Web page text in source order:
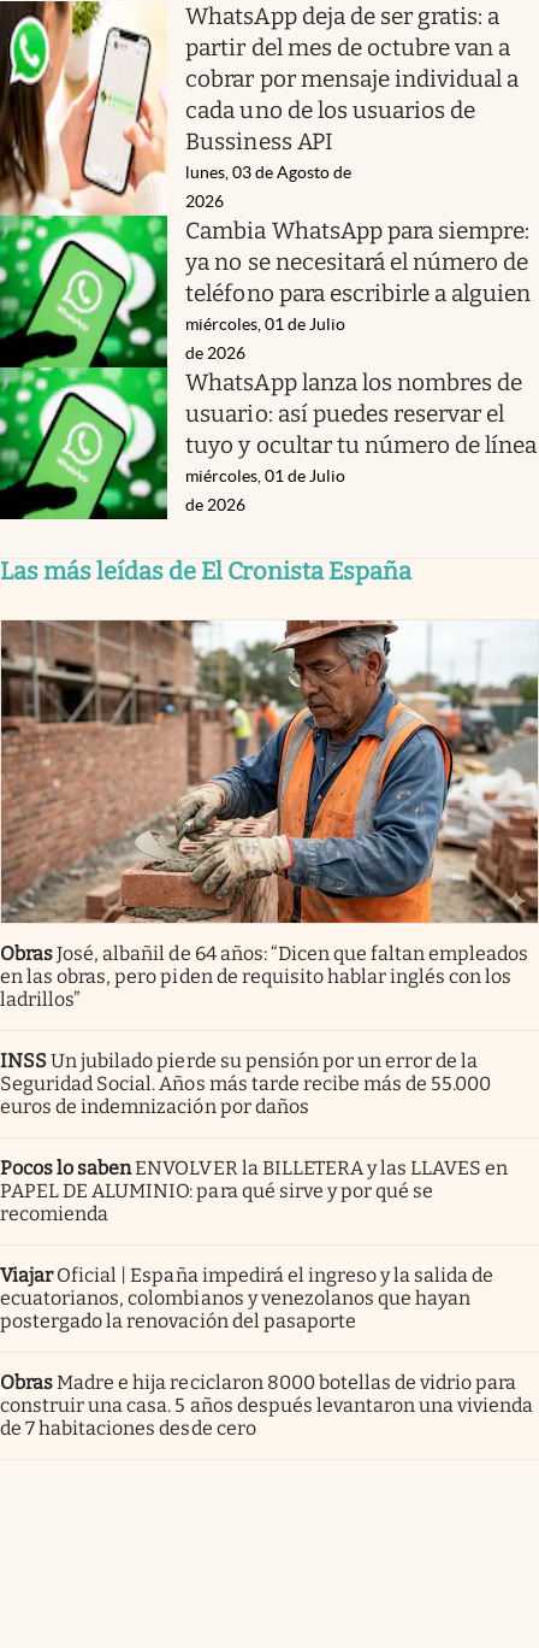
WhatsApp deja de ser gratis: a
partir del mes de octubre van a
cobrar por mensaje individual a
cada uno de los usuarios de
Bussiness API
lunes, 03 de Agosto de
2026
Cambia WhatsApp para siempre:
ya no se necesitará el número de
teléfono para escribirle a alguien
miércoles, 01 de Julio
de 2026
WhatsApp lanza los nombres de
usuario: así puedes reservar el
tuyo y ocultar tu número de línea
miércoles, 01 de Julio
de 2026
Las más leídas de El Cronista España
ObrasJosé, albañil de 64 años: “Dicen que faltan empleados
en las obras, pero piden de requisito hablar inglés con los
ladrillos”
INSSUn jubilado pierde su pensión por un error de la
Seguridad Social. Años más tarde recibe más de 55.000
euros de indemnización por daños
Pocos lo sabenENVOLVER la BILLETERA y las LLAVES en
PAPEL DE ALUMINIO: para qué sirve y por qué se
recomienda
Viajar Oficial | España impedirá el ingreso y la salida de
ecuatorianos, colombianos y venezolanos que hayan
postergado la renovación del pasaporte
ObrasMadre e hija reciclaron 8000 botellas de vidrio para
construir una casa. 5 años después levantaron una vivienda
de 7 habitaciones desde cero